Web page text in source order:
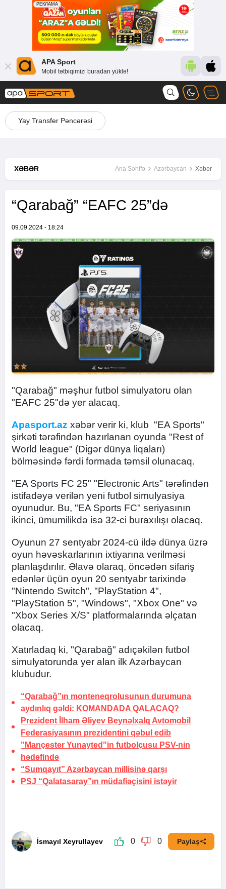
APA Sport
Mobil tətbiqimizi buradan yüklə!
Yay Transfer Pəncərəsi
XƏBƏR Ana Səhifə Azərbaycan Xəbər
“Qarabağ” “EAFC 25”də
09.09.2024 - 18:24
"Qarabağ" məşhur futbol simulyatoru olan
"EAFC 25"də yer alacaq.
Apasport.az xəbər verir ki, klub "EA Sports"
şirkəti tərəfindən hazırlanan oyunda "Rest of
World league" (Digər dünya liqaları)
bölməsində fərdi formada təmsil olunacaq.
"EA Sports FC 25" "Electronic Arts" tərəfindən
istifadəyə verilən yeni futbol simulyasiya
oyunudur. Bu, "EA Sports FC" seriyasının
ikinci, ümumilikdə isə 32-ci buraxılışı olacaq.
Oyunun 27 sentyabr 2024-cü ildə dünya üzrə
oyun həvəskarlarının ixtiyarına verilməsi
planlaşdırılır. Əlavə olaraq, öncədən sifariş
edənlər üçün oyun 20 sentyabr tarixində
"Nintendo Switch", "PlayStation 4",
"PlayStation 5", "Windows", "Xbox One" və
"Xbox Series X/S" platformalarında əlçatan
olacaq.
Xatırladaq ki, "Qarabağ" adıçəkilən futbol
simulyatorunda yer alan ilk Azərbaycan
klubudur.
“Qarabağ”ın monteneqrolusunun durumuna
aydınlıq gəldi: KOMANDADA QALACAQ?
Prezident İlham Əliyev Beynəlxalq Avtomobil
Federasiyasının prezidentini qəbul edib
"Mançester Yunayted"in futbolçusu PSV-nin
hədəfində
“Sumqayıt” Azərbaycan millisinə qarşı
PSJ “Qalatasaray”ın müdafiəçisini istəyir
İsmayıl Xeyrullayev 0 0 Paylaş